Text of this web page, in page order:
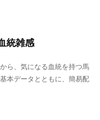
統雑感
ら、気になる血統を持つ馬
本データとともに、簡易配